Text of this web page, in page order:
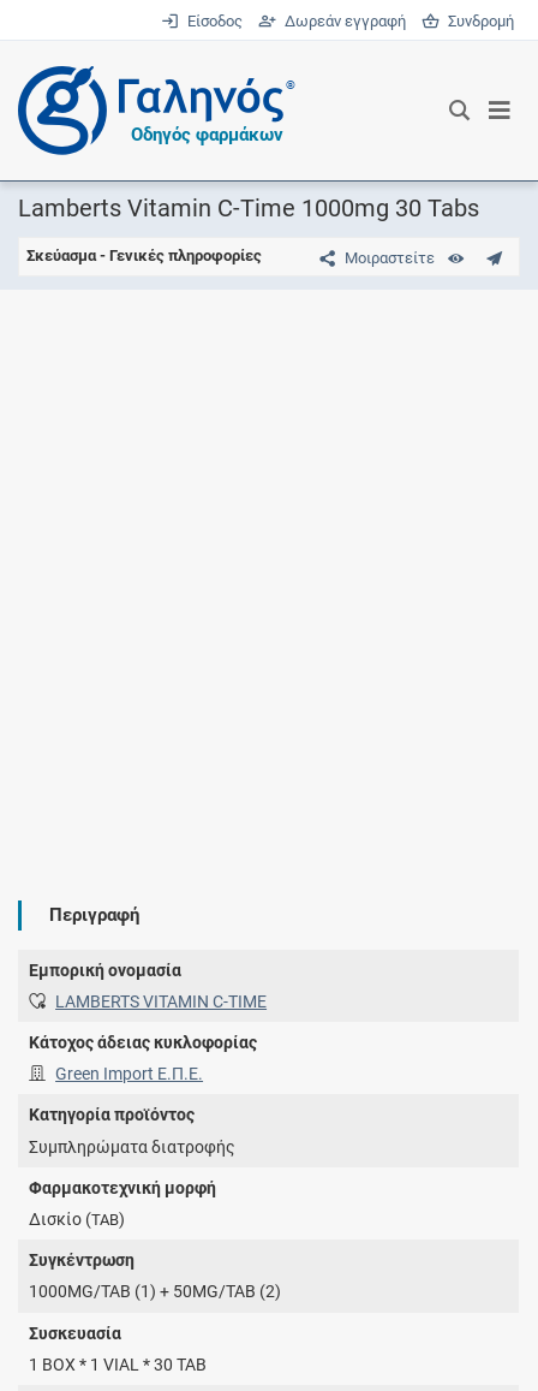
Είσοδος Δωρεάν εγγραφή Συνδρομή
®
Οδηγός φαρμάκων
Lamberts Vitamin C-Time 1000mg 30 Tabs
Μοιραστείτε
Σκεύασμα - Γενικές πληροφορίες
Περιγραφή
Εμπορική ονομασία
LAMBERTS VITAMIN C-TIME
Κάτοχος άδειας κυκλοφορίας
Green Import Ε.Π.Ε.
Κατηγορία προϊόντος
Συμπληρώματα διατροφής
Φαρμακοτεχνική μορφή
Δισκίο (TAB)
Συγκέντρωση
1000MG/TAB (1) + 50MG/TAB (2)
Συσκευασία
1 BOX * 1 VIAL * 30 TAB